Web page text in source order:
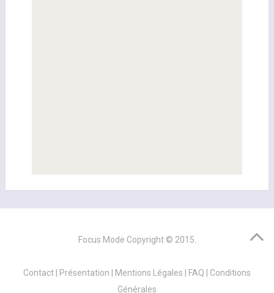
Focus Mode Copyright © 2015.
Contact | Présentation | Mentions Légales | FAQ | Conditions
Générales